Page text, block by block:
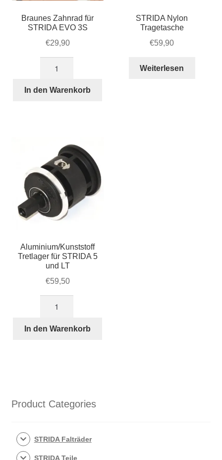
Braunes Zahnrad für
STRIDA EVO 3S
€29,90
für
In den Warenkorb
STRIDA Nylon
Tragetasche
€59,90
Weiterlesen
Aluminium/Kunststoff
Tretlager für STRIDA 5
und LT
€59,50
für
In den Warenkorb
Product Categories
STRIDA Falträder
STRIDA Teile